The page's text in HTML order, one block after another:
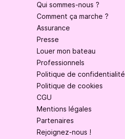
Qui sommes-nous ?
Comment ça marche ?
Assurance
Presse
Louer mon bateau
Professionnels
Politique de confidentialité
Politique de cookies
CGU
Mentions légales
Partenaires
Rejoignez-nous !